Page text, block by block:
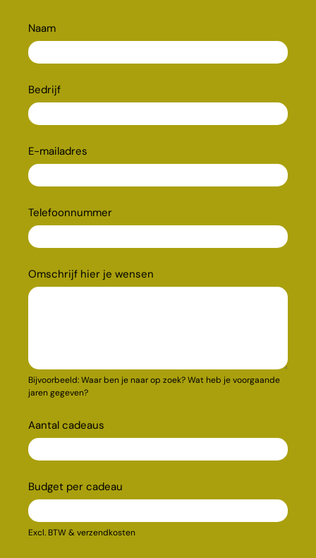
Cadeau
advies
Naam
Bedrijf
E-mailadres
Telefoonnummer
Omschrijf hier je wensen
Bijvoorbeeld: Waar ben je naar op zoek? Wat heb je voorgaande
jaren gegeven?
Aantal cadeaus
Budget per cadeau
Excl. BTW & verzendkosten